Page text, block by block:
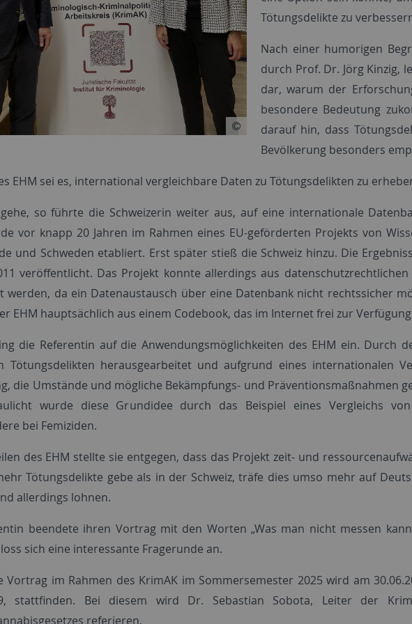
Tötungsdelikte zu
Nach einer humorigen
durch Prof. Dr. Jörg Kinzig,
dar, warum der
besondere Bedeutung
darauf hin, dass
Bevölkerung besonders
EHM sei es, international vergleichbare Daten zu Tötungsdelikten zu
so führte die Schweizerin weiter aus, auf eine internationale
vor knapp 20 Jahren im Rahmen eines EU-geförderten Projekts von
und Schweden etabliert. Erst später stieß die Schweiz hinzu. Die
veröffentlicht. Das Projekt konnte allerdings aus
werden, da ein Datenaustausch über eine Datenbank nicht rechtssicher
EHM hauptsächlich aus einem Codebook, das im Internet frei zur
die Referentin auf die Anwendungsmöglichkeiten des EHM ein. Durch
Tötungsdelikten herausgearbeitet und aufgrund eines internationalen
die Umstände und mögliche Bekämpfungs- und Präventionsmaßnahmen
wurde diese Grundidee durch das Beispiel eines Vergleichs
bei Femiziden.
des EHM stellte sie entgegen, dass das Projekt zeit- und
Tötungsdelikte gebe als in der Schweiz, träfe dies umso mehr auf
allerdings lohnen.
beendete ihren Vortrag mit den Worten „Was man nicht messen
sich eine interessante Fragerunde an.
Vortrag im Rahmen des KrimAK im Sommersemester 2025 wird am
stattfinden. Bei diesem wird Dr. Sebastian Sobota, Leiter der
referieren.